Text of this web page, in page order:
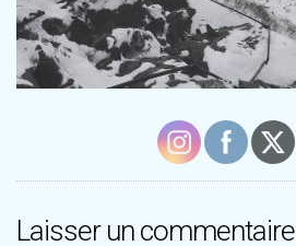
Laisser un commentaire